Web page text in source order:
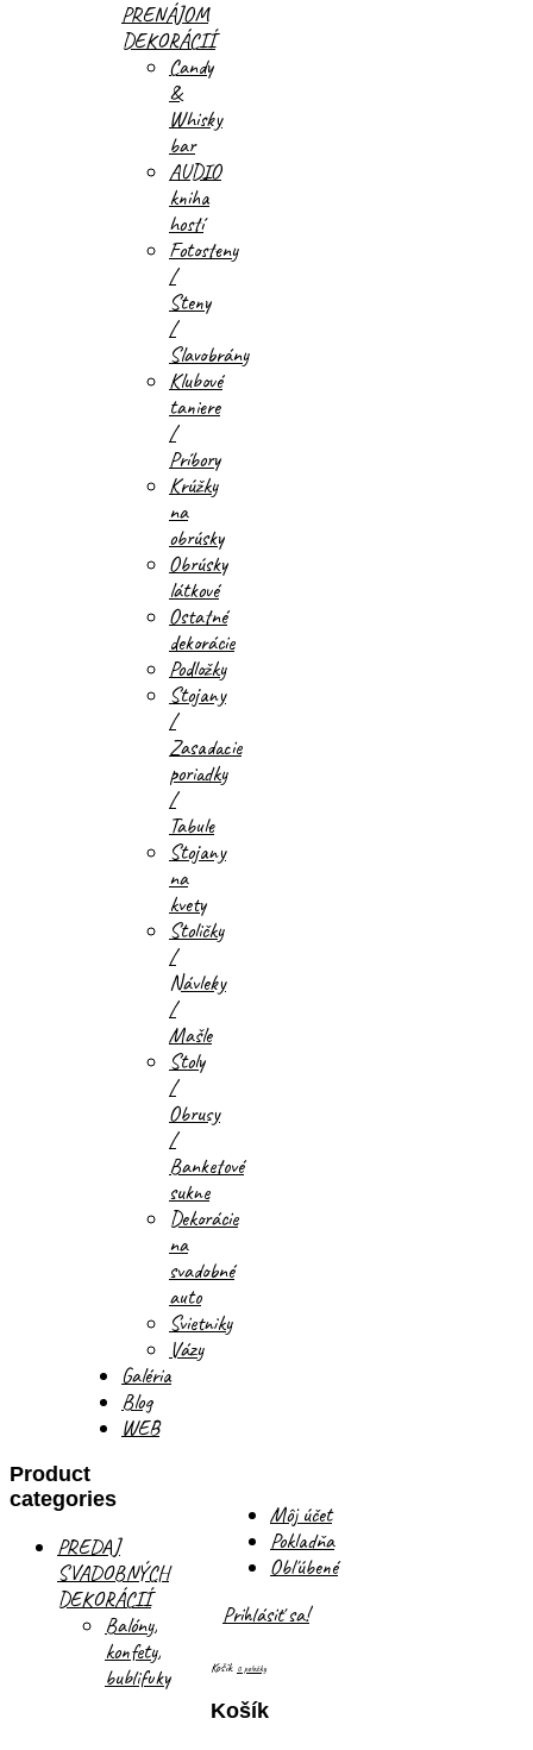
PRENÁJOM
DEKORÁCIÍ
Candy
&
Whisky
bar
AUDIO
kniha
hostí
Fotosteny
/
Steny
/
Slavobrány
Klubové
taniere
/
Príbory
Krúžky
na
obrúsky
Obrúsky
látkové
Ostatné
dekorácie
Podložky
Stojany
/
Zasadacie
poriadky
/
Tabule
Stojany
na
kvety
Stoličky
/
Návleky
/
Mašle
Stoly
/
Obrusy
/
Banketové
sukne
Dekorácie
na
svadobné
auto
Svietniky
Vázy
Galéria
Blog
WEB
Môj účet
Pokladňa
Obľúbené
Prihlásiť sa!
Košík 0 položky
Košík
Product
categories
PREDAJ
SVADOBNÝCH
DEKORÁCIÍ
Balóny,
konfety,
bublifuky